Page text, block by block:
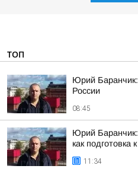
ТОП
Юрий
России
08:45
Юрий
как
11:34